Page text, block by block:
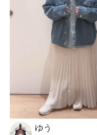
ゆう